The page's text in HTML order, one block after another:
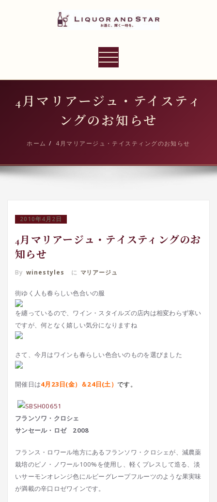
プ
LIQUOR AND STAR
ナ
ー
ョ
り
4月マリアージュ・テイスティ
ングのお知らせ
ホーム 4月マリアージュ・テイスティングのお知らせ
2010年4月2日
4月マリアージュ・テイスティングのお
知らせ
By winestyles に マリアージュ
街ゆく人も春らしい色合いの服
を纏っているので、ワイン・スタイルズの店内は相変わらず寒い
ですが、何となく嬉しい気分になりますね
さて、今月はワインも春らしい色合いのものを選びました
開催日は4月23日(金）＆24日(土）です。
フランソワ・クロシェ
サンセール・ロゼ 2008
フランス・ロワール地方にあるフランソワ・クロシェが、減農薬
栽培のピノ・ノワール100%を使用し、軽くプレスして造る、淡
いサーモンオレンジ色にルビーグレープフルーツのような果実味
が満載の辛口ロゼワインです。